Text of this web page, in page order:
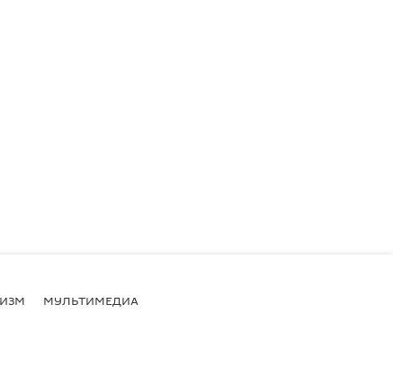
МУЛЬТИМЕДИА